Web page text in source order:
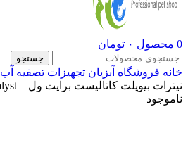
0 محصول ۰ تومان
جستجو
خانه فروشگاه آبزیان تجهیزات تصفیه آب
نیترات بیوپلت کاتالیست برایت ول – Brightwell Katalyst
ناموجود